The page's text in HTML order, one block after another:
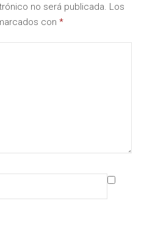
no será publicada. Los
con *